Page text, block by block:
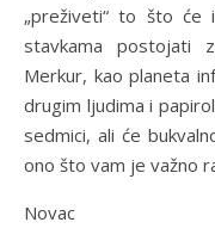
„preživeti“ to što će
stavkama postojati
Merkur, kao planeta
drugim ljudima i
sedmici, ali će
ono što vam je važno
Novac